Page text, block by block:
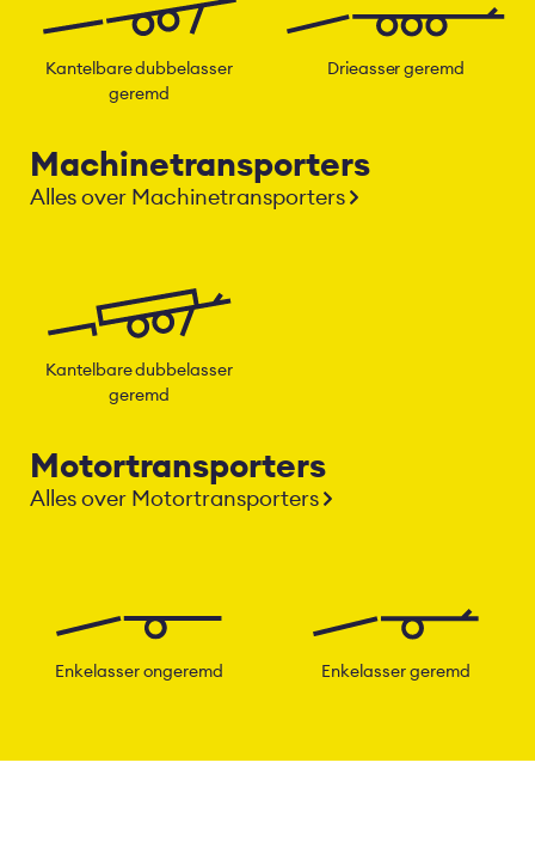
Kantelbare dubbelasser
geremd
Drieasser geremd
Machinetransporters
Alles over Machinetransporters
Kantelbare dubbelasser
geremd
Motortransporters
Alles over Motortransporters
Enkelasser ongeremd Enkelasser geremd